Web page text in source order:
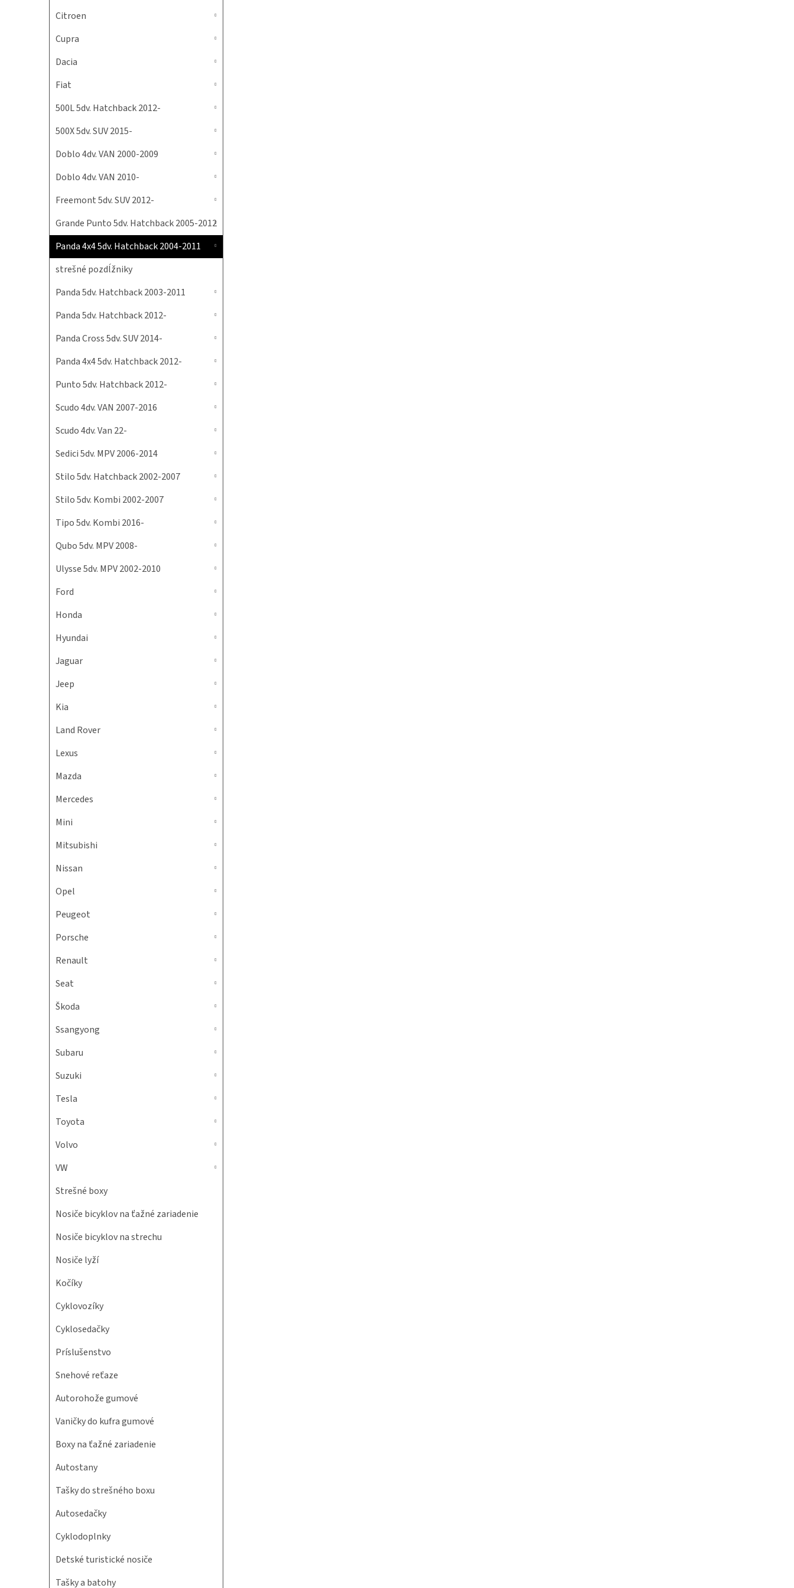
Citroen
Cupra
Dacia
Fiat
500L 5dv. Hatchback 2012-
500X 5dv. SUV 2015-
Doblo 4dv. VAN 2000-2009
Doblo 4dv. VAN 2010-
Freemont 5dv. SUV 2012-
Grande Punto 5dv. Hatchback 2005-2012
Panda 4x4 5dv. Hatchback 2004-2011
strešné pozdĺžniky
Panda 5dv. Hatchback 2003-2011
Panda 5dv. Hatchback 2012-
Panda Cross 5dv. SUV 2014-
Panda 4x4 5dv. Hatchback 2012-
Punto 5dv. Hatchback 2012-
Scudo 4dv. VAN 2007-2016
Scudo 4dv. Van 22-
Sedici 5dv. MPV 2006-2014
Stilo 5dv. Hatchback 2002-2007
Stilo 5dv. Kombi 2002-2007
Tipo 5dv. Kombi 2016-
Qubo 5dv. MPV 2008-
Ulysse 5dv. MPV 2002-2010
Ford
Honda
Hyundai
Jaguar
Jeep
Kia
Land Rover
Lexus
Mazda
Mercedes
Mini
Mitsubishi
Nissan
Opel
Peugeot
Porsche
Renault
Seat
Škoda
Ssangyong
Subaru
Suzuki
Tesla
Toyota
Volvo
VW
Strešné boxy
Nosiče bicyklov na ťažné zariadenie
Nosiče bicyklov na strechu
Nosiče lyží
Kočíky
Cyklovozíky
Cyklosedačky
Príslušenstvo
Snehové reťaze
Autorohože gumové
Vaničky do kufra gumové
Boxy na ťažné zariadenie
Autostany
Tašky do strešného boxu
Autosedačky
Cyklodoplnky
Detské turistické nosiče
Tašky a batohy